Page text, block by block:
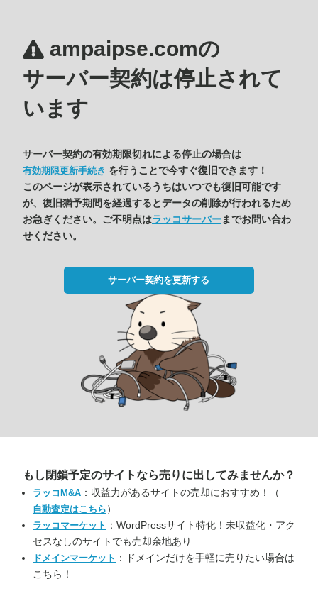
ampaipse.comの
サーバー契約は停止されて
います
サーバー契約の有効期限切れによる停止の場合は
有効期限更新手続き を行うことで今すぐ復旧できます！
このページが表示されているうちはいつでも復旧可能です
が、復旧猶予期間を経過するとデータの削除が行われるため
お急ぎください。ご不明点はラッコサーバーまでお問い合わ
せください。
サーバー契約を更新する
もし閉鎖予定のサイトなら売りに出してみませんか？
ラッコM&A ：収益力があるサイトの売却におすすめ！（
自動査定はこちら ）
ラッコマーケット ：WordPressサイト特化！未収益化・アク
セスなしのサイトでも売却余地あり
ドメインマーケット ：ドメインだけを手軽に売りたい場合は
こちら！